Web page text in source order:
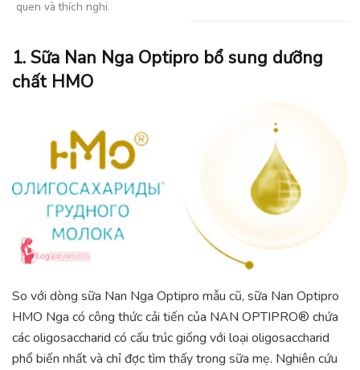
quen và thích nghi.
1. Sữa Nan Nga Optipro bổ sung dưỡng
chất HMO
So với dòng sữa Nan Nga Optipro mẫu cũ, sữa Nan Optipro
HMO Nga có công thức cải tiến của NAN OPTIPRO® chứa
các oligosaccharid có cấu trúc giống với loại oligosaccharid
phổ biến nhất và chỉ đợc tìm thấy trong sữa mẹ. Nghiên cứu